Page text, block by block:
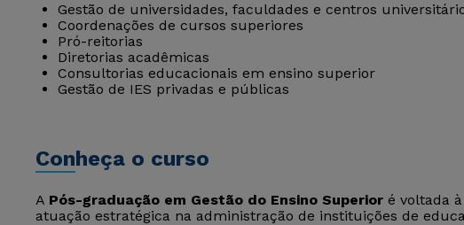
Gestão de universidades, faculdades e centros
Coordenações de cursos superiores
Pró-reitorias
Diretorias acadêmicas
Consultorias educacionais em ensino superior
Gestão de IES privadas e públicas
Conheça o curso
A Pós-graduação em Gestão do Ensino Superior é voltada
atuação estratégica na administração de instituições de